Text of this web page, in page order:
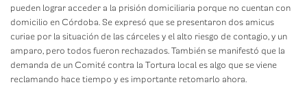
pueden lograr acceder a la prisión domiciliaria porque no cuentan con
domicilio en Córdoba. Se expresó que se presentaron dos amicus
curiae por la situación de las cárceles y el alto riesgo de contagio, y un
amparo, pero todos fueron rechazados. También se manifestó que la
demanda de un Comité contra la Tortura local es algo que se viene
reclamando hace tiempo y es importante retomarlo ahora.